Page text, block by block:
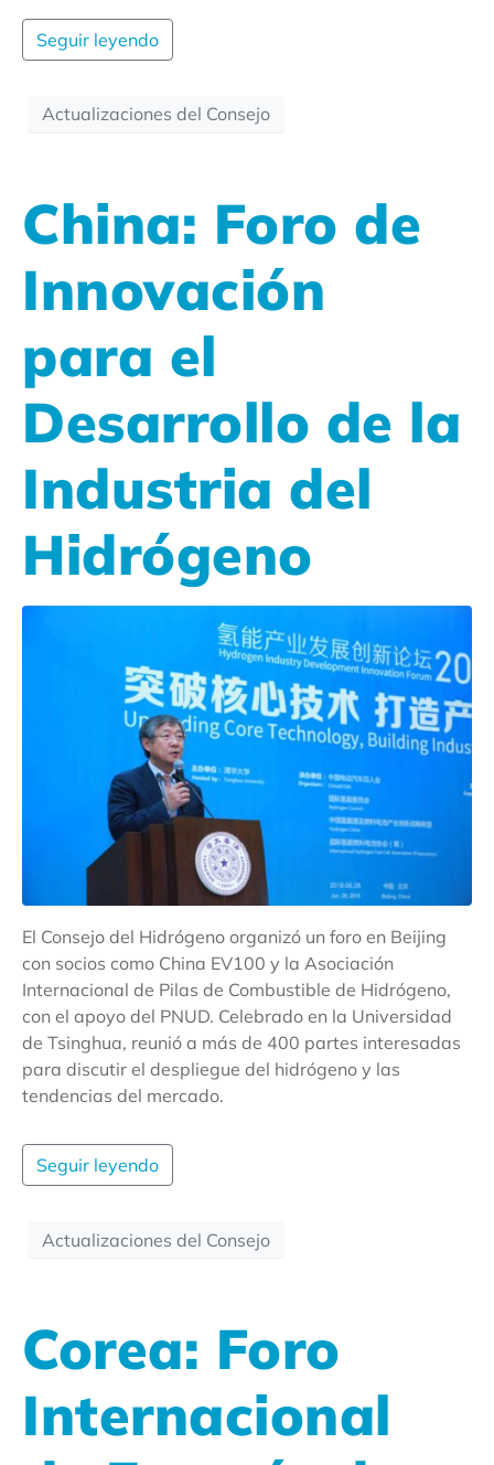
Seguir leyendo
Actualizaciones del Consejo
China: Foro de
Innovación
para el
Desarrollo de la
Industria del
Hidrógeno
El Consejo del Hidrógeno organizó un foro en Beijing
con socios como China EV100 y la Asociación
Internacional de Pilas de Combustible de Hidrógeno,
con el apoyo del PNUD. Celebrado en la Universidad
de Tsinghua, reunió a más de 400 partes interesadas
para discutir el despliegue del hidrógeno y las
tendencias del mercado.
Seguir leyendo
Actualizaciones del Consejo
Corea: Foro
Internacional